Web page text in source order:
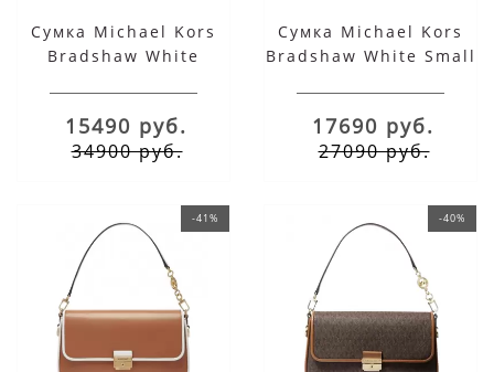
Сумка Michael Kors
Bradshaw White
15490 руб.
34900 руб.
Сумка Michael Kors
Bradshaw White Small
17690 руб.
27090 руб.
-41% -40%